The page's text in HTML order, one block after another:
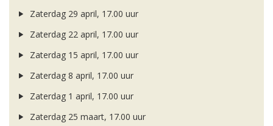
Zaterdag 29 april, 17.00 uur
Zaterdag 22 april, 17.00 uur
Zaterdag 15 april, 17.00 uur
Zaterdag 8 april, 17.00 uur
Zaterdag 1 april, 17.00 uur
Zaterdag 25 maart, 17.00 uur